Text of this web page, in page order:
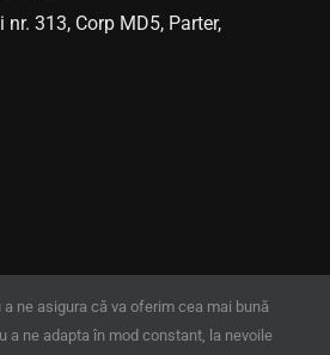
313, Corp MD5, Parter,
ne asigura că va oferim cea mai bună
a ne adapta în mod constant, la nevoile